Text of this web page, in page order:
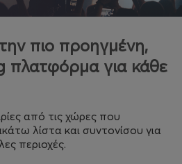
πιο προηγμένη,
για κάθε
από τις χώρες που
λίστα και συντονίσου για
περιοχές.